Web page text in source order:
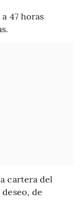
47 horas
cartera del
de